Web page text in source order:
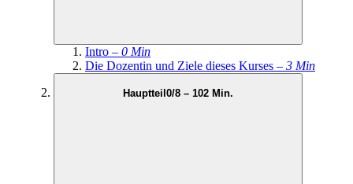
Intro – 0 Min
Die Dozentin und Ziele dieses Kurses – 3 Min
Hauptteil 0/8 – 102 Min.